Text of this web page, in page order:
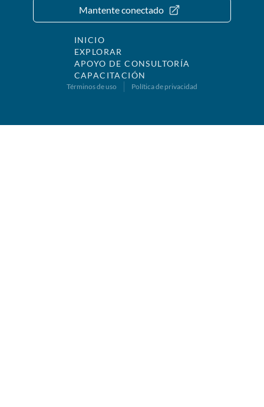
Mantente conectado
INICIO
EXPLORAR
APOYO DE CONSULTORÍA
CAPACITACIÓN
Términos de uso Política de privacidad